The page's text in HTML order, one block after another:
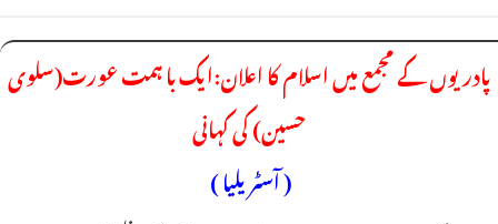
پادریوں کے مجمع میں اسلام کا اعلان:ایک با ہمت عورت(سلوی
حسین) کی کہانی
( آسٹریلیا )